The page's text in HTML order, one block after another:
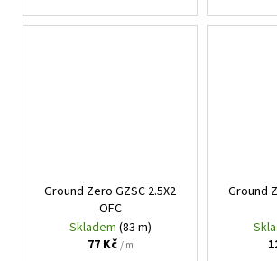
Ground Zero GZSC 2.5X2
OFC
Skladem (83 m)
77 Kč/ m
Ground